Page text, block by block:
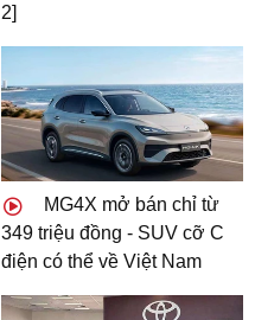
2]
MG4X mở bán chỉ từ
349 triệu đồng - SUV cỡ C
điện có thể về Việt Nam